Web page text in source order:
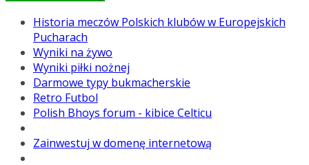
Historia meczów Polskich klubów w Europejskich
Pucharach
Wyniki na żywo
Wyniki piłki nożnej
Darmowe typy bukmacherskie
Retro Futbol
Polish Bhoys forum - kibice Celticu
Zainwestuj w domenę internetową